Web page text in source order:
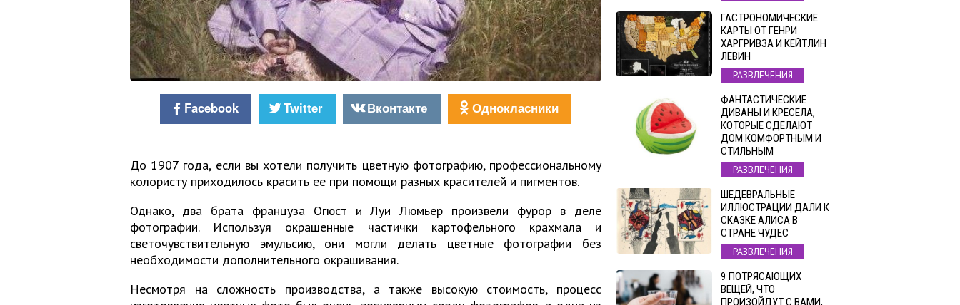
Facebook Twitter Вконтакте Однокласники
До 1907 года, если вы хотели получить цветную фотографию, профессиональному
колористу приходилось красить ее при помощи разных красителей и пигментов.
Однако, два брата француза Огюст и Луи Люмьер произвели фурор в деле
фотографии. Используя окрашенные частички картофельного крахмала и
светочувствительную эмульсию, они могли делать цветные фотографии без
необходимости дополнительного окрашивания.
Несмотря на сложность производства, а также высокую стоимость, процесс
ГАСТРОНОМИЧЕСКИЕ
КАРТЫ ОТ ГЕНРИ
ХАРГРИВЗА И КЕЙТЛИН
ЛЕВИН
РАЗВЛЕЧЕНИЯ
ФАНТАСТИЧЕСКИЕ
ДИВАНЫ И КРЕСЕЛА,
КОТОРЫЕ СДЕЛАЮТ
ДОМ КОМФОРТНЫМ И
СТИЛЬНЫМ
РАЗВЛЕЧЕНИЯ
ШЕДЕВРАЛЬНЫЕ
ИЛЛЮСТРАЦИИ ДАЛИ К
СКАЗКЕ АЛИСА В
СТРАНЕ ЧУДЕС
РАЗВЛЕЧЕНИЯ
9 ПОТРЯСАЮЩИХ
ВЕЩЕЙ, ЧТО